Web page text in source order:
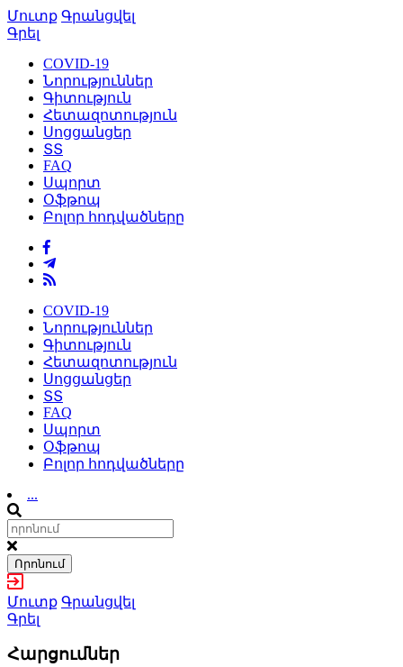
Մուտք Գրանցվել
Գրել
COVID-19
Նորություններ
Գիտություն
Հետազոտություն
Սոցցանցեր
ՏՏ
FAQ
Սպորտ
Օֆթոպ
Բոլոր հոդվածները
COVID-19
Նորություններ
Գիտություն
Հետազոտություն
Սոցցանցեր
ՏՏ
FAQ
Սպորտ
Օֆթոպ
Բոլոր հոդվածները
...
Որոնում
Մուտք Գրանցվել
Գրել
Հարցումներ